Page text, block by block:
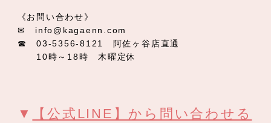
《お問い合わせ》
✉ info@kagaenn.com
☎ 03-5356-8121 阿佐ヶ谷店直通
10時～18時 木曜定休
▼ 【公式LINE】から問い合わせる